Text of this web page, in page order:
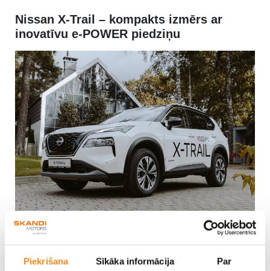
Piekrišana Sīkāka informācija Par
Nissan X-Trail – kompakts izmērs ar
inovatīvu e-POWER piedziņu
Nissan X-Trail piedāvā tirgū unikālu e-POWER piedziņas
sistēmu. No tehniskā viedokļa šis auto brauc kā
pilnvērtīgs